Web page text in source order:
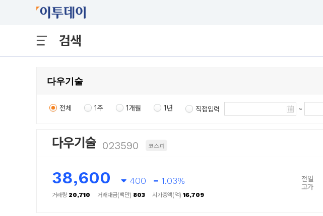
검색
전체 1주 1개월 1년 직접입력 ~
다우기술 023590 코스피
38,600 400 1.03%
거래량 20,710 거래대금(백만) 803 시가총액(억) 16,709
전일
고가